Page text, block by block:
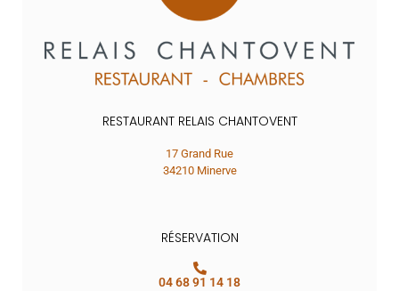
RESTAURANT RELAIS CHANTOVENT
17 Grand Rue
34210 Minerve
RÉSERVATION
04 68 91 14 18